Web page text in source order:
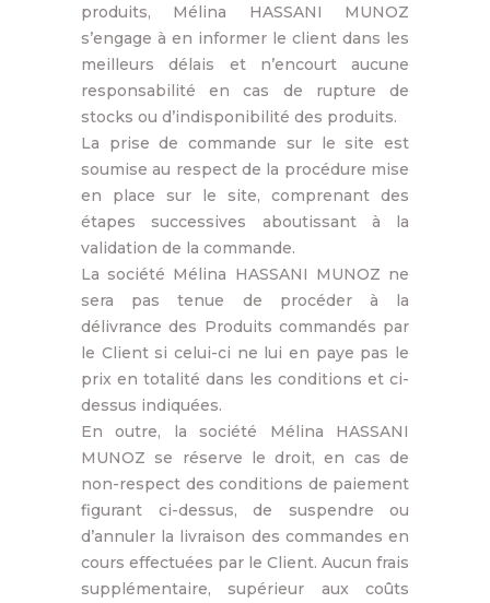
produits, Mélina HASSANI MUNOZ
s’engage à en informer le client dans les
meilleurs délais et n’encourt aucune
responsabilité en cas de rupture de
stocks ou d’indisponibilité des produits.
La prise de commande sur le site est
soumise au respect de la procédure mise
en place sur le site, comprenant des
étapes successives aboutissant à la
validation de la commande.
La société Mélina HASSANI MUNOZ ne
sera pas tenue de procéder à la
délivrance des Produits commandés par
le Client si celui-ci ne lui en paye pas le
prix en totalité dans les conditions et ci-
dessus indiquées.
En outre, la société Mélina HASSANI
MUNOZ se réserve le droit, en cas de
non-respect des conditions de paiement
figurant ci-dessus, de suspendre ou
d’annuler la livraison des commandes en
cours effectuées par le Client. Aucun frais
supplémentaire, supérieur aux coûts